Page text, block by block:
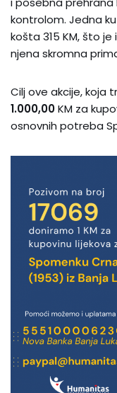
kontrolom. Jedna
košta 315 KM, što
njena skromna
Cilj ove akcije, koja
1.000,00KM za
osnovnih potreba